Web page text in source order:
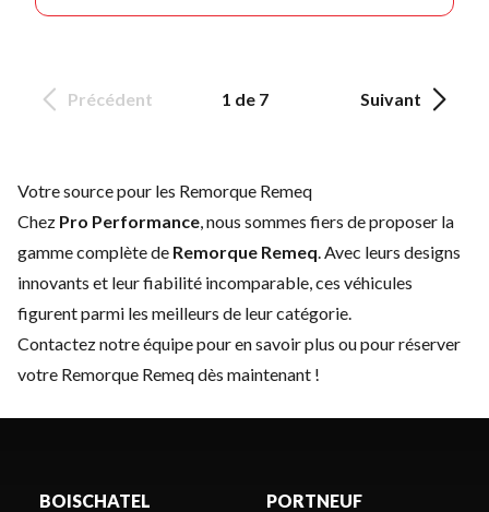
Précédent 1 de 7 Suivant
Votre source pour les Remorque Remeq
Chez Pro Performance, nous sommes fiers de proposer la
gamme complète de Remorque Remeq. Avec leurs designs
innovants et leur fiabilité incomparable, ces véhicules
figurent parmi les meilleurs de leur catégorie.
Contactez notre équipepour en savoir plus ou pour réserver
votre Remorque Remeq dès maintenant !
BOISCHATEL PORTNEUF